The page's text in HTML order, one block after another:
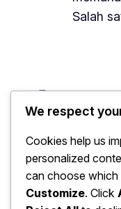
Salah
We respect
Cookies help us
personalized
can choose
Customize. Click